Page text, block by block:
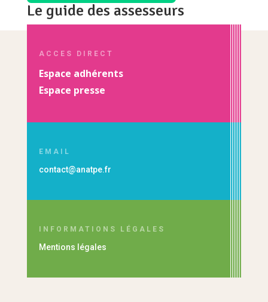
Le guide des assesseurs
ACCES DIRECT
Espace adhérents
Espace presse
EMAIL
contact@anatpe.fr
INFORMATIONS LÉGALES
Mentions légales